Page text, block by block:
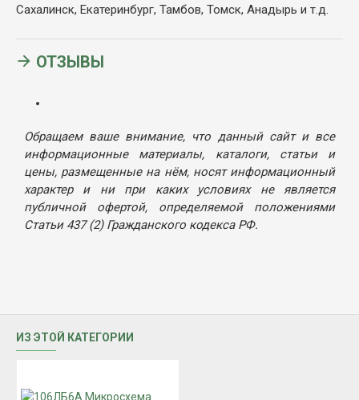
Сахалинск, Екатеринбург, Тамбов, Томск, Анадырь и т.д.
ОТЗЫВЫ
Обращаем ваше внимание, что данный сайт и все
информационные материалы, каталоги, статьи и
цены, размещенные на нём, носят информационный
характер и ни при каких условиях не является
публичной офертой, определяемой положениями
Статьи 437 (2) Гражданского кодекса РФ.
ИЗ ЭТОЙ КАТЕГОРИИ